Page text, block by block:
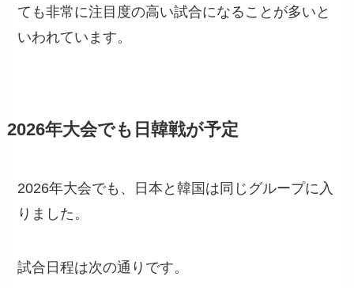
ても非常に注目度の高い試合になることが多いと
いわれています。
2026年大会でも日韓戦が予定
2026年大会でも、日本と韓国は同じグループに入
りました。
試合日程は次の通りです。